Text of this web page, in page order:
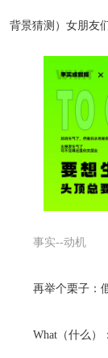
背景猜测）女朋友
事实--动机
再举个栗子：
What（什么）